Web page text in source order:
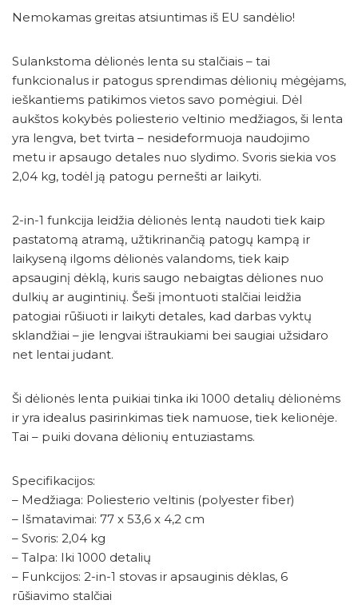
Nemokamas greitas atsiuntimas iš EU sandėlio!
Sulankstoma dėlionės lenta su stalčiais – tai
funkcionalus ir patogus sprendimas dėlionių mėgėjams,
ieškantiems patikimos vietos savo pomėgiui. Dėl
aukštos kokybės poliesterio veltinio medžiagos, ši lenta
yra lengva, bet tvirta – nesideformuoja naudojimo
metu ir apsaugo detales nuo slydimo. Svoris siekia vos
2,04 kg, todėl ją patogu pernešti ar laikyti.
2-in-1 funkcija leidžia dėlionės lentą naudoti tiek kaip
pastatomą atramą, užtikrinančią patogų kampą ir
laikyseną ilgoms dėlionės valandoms, tiek kaip
apsauginį dėklą, kuris saugo nebaigtas dėliones nuo
dulkių ar augintinių. Šeši įmontuoti stalčiai leidžia
patogiai rūšiuoti ir laikyti detales, kad darbas vyktų
sklandžiai – jie lengvai ištraukiami bei saugiai užsidaro
net lentai judant.
Ši dėlionės lenta puikiai tinka iki 1000 detalių dėlionėms
ir yra idealus pasirinkimas tiek namuose, tiek kelionėje.
Tai – puiki dovana dėlionių entuziastams.
Specifikacijos:
– Medžiaga: Poliesterio veltinis (polyester fiber)
– Išmatavimai: 77 x 53,6 x 4,2 cm
– Svoris: 2,04 kg
– Talpa: Iki 1000 detalių
– Funkcijos: 2-in-1 stovas ir apsauginis dėklas, 6
rūšiavimo stalčiai